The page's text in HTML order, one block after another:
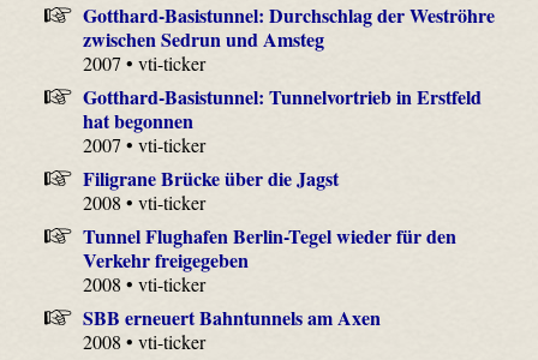
Gotthard-Basistunnel: Durchschlag der Weströhre
zwischen Sedrun und Amsteg
2007 • vti-ticker
Gotthard-Basistunnel: Tunnelvortrieb in Erstfeld
hat begonnen
2007 • vti-ticker
Filigrane Brücke über die Jagst
2008 • vti-ticker
Tunnel Flughafen Berlin-Tegel wieder für den
Verkehr freigegeben
2008 • vti-ticker
SBB erneuert Bahntunnels am Axen
2008 • vti-ticker